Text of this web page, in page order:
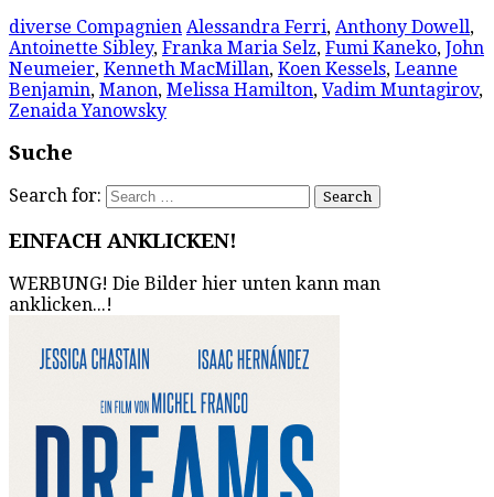
diverse Compagnien Alessandra Ferri, Anthony Dowell,
Antoinette Sibley, Franka Maria Selz, Fumi Kaneko, John
Neumeier, Kenneth MacMillan, Koen Kessels, Leanne
Benjamin, Manon, Melissa Hamilton, Vadim Muntagirov,
Zenaida Yanowsky
Suche
Search for:
EINFACH ANKLICKEN!
WERBUNG! Die Bilder hier unten kann man
anklicken...!